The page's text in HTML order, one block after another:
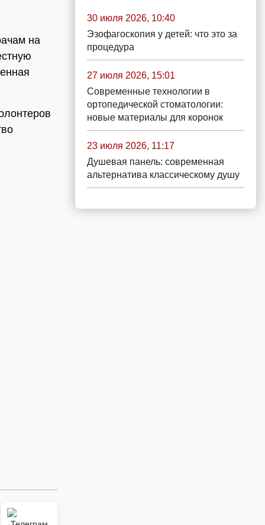
на
30 июля 2026, 10:40
Эзофагоскопия у детей: что это за
процедура
27 июля 2026, 15:01
Современные технологии в
ортопедической стоматологии:
новые материалы для коронок
23 июля 2026, 11:17
Душевая панель: современная
альтернатива классическому душу